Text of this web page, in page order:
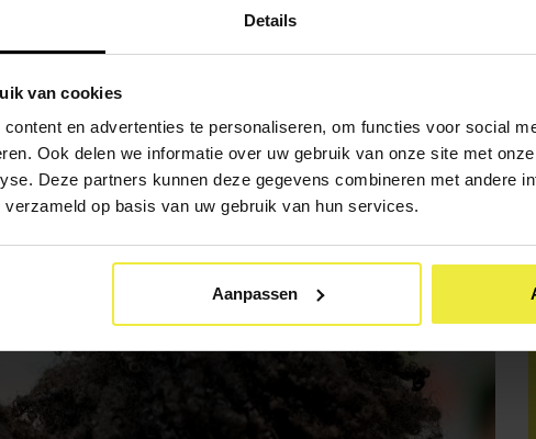
Details
van cookies
en advertenties te personaliseren, om functies voor social
Ook delen we informatie over uw gebruik van onze site met
Deze partners kunnen deze gegevens combineren met andere
op basis van uw gebruik van hun services.
Aanpassen